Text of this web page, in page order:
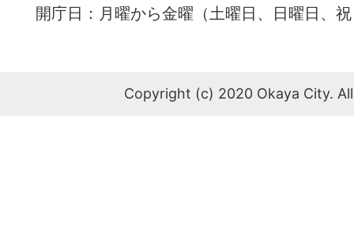
開庁日：月曜から金曜（土曜日、日曜日、
Copyright (c) 2020 Okaya City.